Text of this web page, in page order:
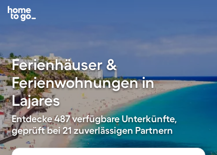
Ferienhäuser &
Ferienwohnungen in
Lajares
Entdecke 487 verfügbare Unterkünfte,
geprüft bei 21 zuverlässigen Partnern